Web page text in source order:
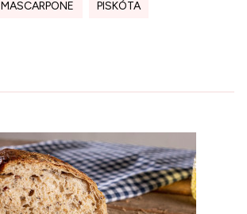
MASCARPONE PISKÓTA